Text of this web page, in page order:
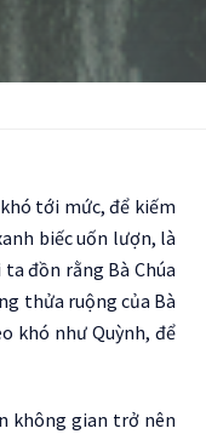
tới mức, để kiếm
biếc uốn lượn, là
đồn rằng Bà Chúa
thửa ruộng của Bà
khó như Quỳnh, để
không gian trở nên